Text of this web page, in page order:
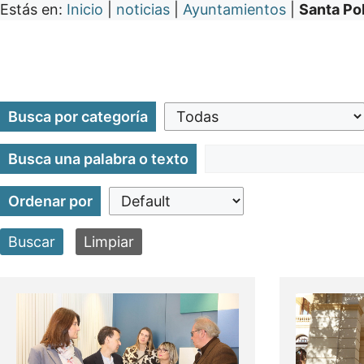
Estás en: Inicio noticias Ayuntamientos Santa
Busca por categoría
Busca una palabra o texto
Ordenar por
Buscar Limpiar